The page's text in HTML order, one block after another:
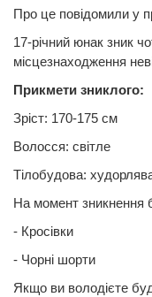
Про це повідомили у
17-річний юнак зник
місцезнаходження
Прикмети зниклого:
Зріст: 170-175 см
Волосся: світле
Тілобудова:
На момент зникнення
- Кросівки
- Чорні шорти
Якщо ви володієте